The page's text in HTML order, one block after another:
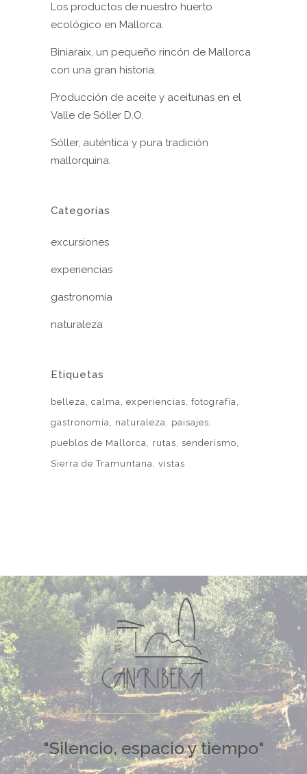
Los productos de nuestro huerto
ecológico en Mallorca.
Biniaraix, un pequeño rincón de Mallorca
con una gran historia.
Producción de aceite y aceitunas en el
Valle de Sóller D.O.
Sóller, auténtica y pura tradición
mallorquina.
Categorías
excursiones
experiencias
gastronomía
naturaleza
Etiquetas
belleza calma experiencias fotografía
gastronomía
naturaleza
paisajes
pueblos de Mallorca
rutas
senderismo
Sierra de Tramuntana vistas
"Silencio, espacio y tiempo"